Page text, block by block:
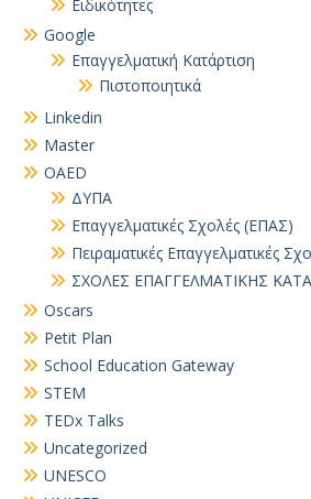
Ειδικότητες
Google
Επαγγελματική Κατάρτιση
Πιστοποιητικά
Linkedin
Master
OAED
ΔΥΠΑ
Επαγγελματικές Σχολές (ΕΠΑΣ)
Πειραματικές Επαγγελματικές
ΣΧΟΛΕΣ ΕΠΑΓΓΕΛΜΑΤΙΚΗΣ
Oscars
Petit Plan
School Education Gateway
STEM
TEDx Talks
Uncategorized
UNESCO